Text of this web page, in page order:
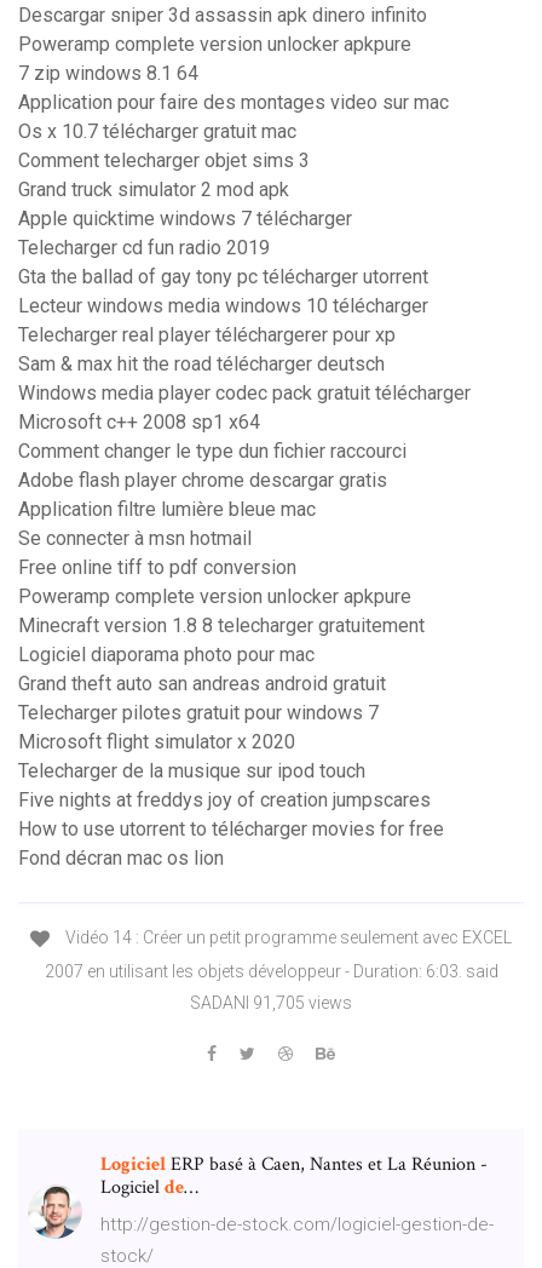
Descargar sniper 3d assassin apk dinero infinito
Poweramp complete version unlocker apkpure
7 zip windows 8.1 64
Application pour faire des montages video sur mac
Os x 10.7 télécharger gratuit mac
Comment telecharger objet sims 3
Grand truck simulator 2 mod apk
Apple quicktime windows 7 télécharger
Telecharger cd fun radio 2019
Gta the ballad of gay tony pc télécharger utorrent
Lecteur windows media windows 10 télécharger
Telecharger real player téléchargerer pour xp
Sam & max hit the road télécharger deutsch
Windows media player codec pack gratuit télécharger
Microsoft c++ 2008 sp1 x64
Comment changer le type dun fichier raccourci
Adobe flash player chrome descargar gratis
Application filtre lumière bleue mac
Se connecter à msn hotmail
Free online tiff to pdf conversion
Poweramp complete version unlocker apkpure
Minecraft version 1.8 8 telecharger gratuitement
Logiciel diaporama photo pour mac
Grand theft auto san andreas android gratuit
Telecharger pilotes gratuit pour windows 7
Microsoft flight simulator x 2020
Telecharger de la musique sur ipod touch
Five nights at freddys joy of creation jumpscares
How to use utorrent to télécharger movies for free
Fond décran mac os lion
Vidéo 14 : Créer un petit programme seulement avec EXCEL
2007 en utilisant les objets développeur - Duration: 6:03. said
SADANI 91,705 views
LogicielERP basé à Caen, Nantes et La Réunion -
Logicielde…
http://gestion-de-stock.com/logiciel-gestion-de-
stock/